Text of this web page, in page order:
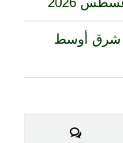
شرق أوسط
تعليقات